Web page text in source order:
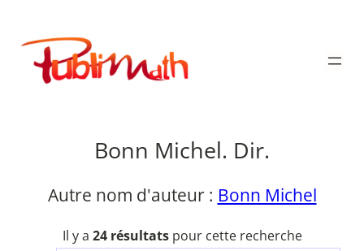
contenu
Publimath
Bonn Michel. Dir.
Autre nom d'auteur : Bonn Michel
Il y a 24 résultatspour cette recherche